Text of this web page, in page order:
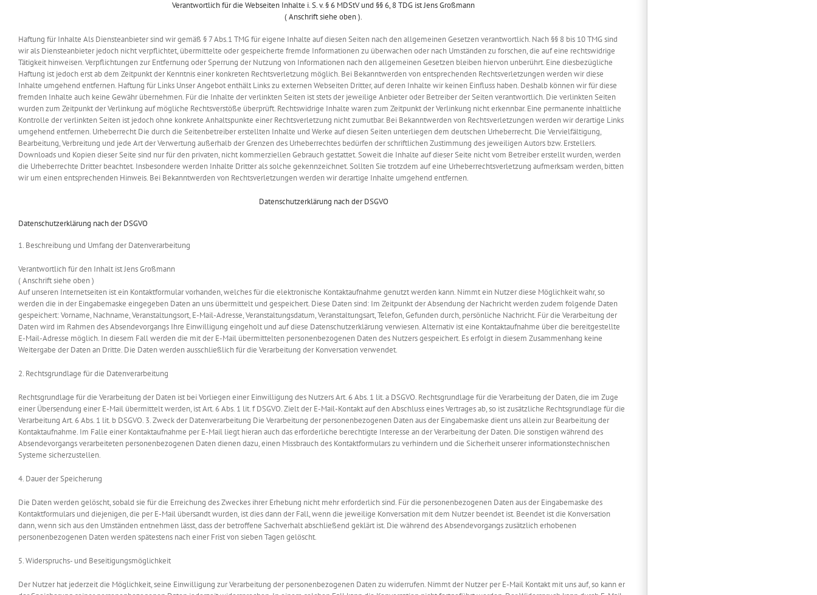
Verantwortlich für die Webseiten Inhalte i. S. v. § 6 MDStV und §§ 6, 8 TDG ist Jens Großmann
( Anschrift siehe oben ).
Haftung für Inhalte Als Diensteanbieter sind wir gemäß § 7 Abs.1 TMG für eigene Inhalte auf diesen Seiten nach den allgemeinen Gesetzen verantwortlich. Nach §§ 8 bis 10 TMG sind
wir als Diensteanbieter jedoch nicht verpflichtet, übermittelte oder gespeicherte fremde Informationen zu überwachen oder nach Umständen zu forschen, die auf eine rechtswidrige
Tätigkeit hinweisen. Verpflichtungen zur Entfernung oder Sperrung der Nutzung von Informationen nach den allgemeinen Gesetzen bleiben hiervon unberührt. Eine diesbezügliche
Haftung ist jedoch erst ab dem Zeitpunkt der Kenntnis einer konkreten Rechtsverletzung möglich. Bei Bekanntwerden von entsprechenden Rechtsverletzungen werden wir diese
Inhalte umgehend entfernen. Haftung für Links Unser Angebot enthält Links zu externen Webseiten Dritter, auf deren Inhalte wir keinen Einfluss haben. Deshalb können wir für diese
fremden Inhalte auch keine Gewähr übernehmen. Für die Inhalte der verlinkten Seiten ist stets der jeweilige Anbieter oder Betreiber der Seiten verantwortlich. Die verlinkten Seiten
wurden zum Zeitpunkt der Verlinkung auf mögliche Rechtsverstöße überprüft. Rechtswidrige Inhalte waren zum Zeitpunkt der Verlinkung nicht erkennbar. Eine permanente inhaltliche
Kontrolle der verlinkten Seiten ist jedoch ohne konkrete Anhaltspunkte einer Rechtsverletzung nicht zumutbar. Bei Bekanntwerden von Rechtsverletzungen werden wir derartige Links
umgehend entfernen. Urheberrecht Die durch die Seitenbetreiber erstellten Inhalte und Werke auf diesen Seiten unterliegen dem deutschen Urheberrecht. Die Vervielfältigung,
Bearbeitung, Verbreitung und jede Art der Verwertung außerhalb der Grenzen des Urheberrechtes bedürfen der schriftlichen Zustimmung des jeweiligen Autors bzw. Erstellers.
Downloads und Kopien dieser Seite sind nur für den privaten, nicht kommerziellen Gebrauch gestattet. Soweit die Inhalte auf dieser Seite nicht vom Betreiber erstellt wurden, werden
die Urheberrechte Dritter beachtet. Insbesondere werden Inhalte Dritter als solche gekennzeichnet. Sollten Sie trotzdem auf eine Urheberrechtsverletzung aufmerksam werden, bitten
wir um einen entsprechenden Hinweis. Bei Bekanntwerden von Rechtsverletzungen werden wir derartige Inhalte umgehend entfernen.
Datenschutzerklärung nach der DSGVO
Datenschutzerklärung nach der DSGVO
1. Beschreibung und Umfang der Datenverarbeitung
Verantwortlich für den Inhalt ist Jens Großmann
( Anschrift siehe oben )
Auf unseren Internetseiten ist ein Kontaktformular vorhanden, welches für die elektronische Kontaktaufnahme genutzt werden kann. Nimmt ein Nutzer diese Möglichkeit wahr, so
werden die in der Eingabemaske eingegeben Daten an uns übermittelt und gespeichert. Diese Daten sind: Im Zeitpunkt der Absendung der Nachricht werden zudem folgende Daten
gespeichert: Vorname, Nachname, Veranstaltungsort, E-Mail-Adresse, Veranstaltungsdatum, Veranstaltungsart, Telefon, Gefunden durch, persönliche Nachricht. Für die Verarbeitung der
Daten wird im Rahmen des Absendevorgangs Ihre Einwilligung eingeholt und auf diese Datenschutzerklärung verwiesen. Alternativ ist eine Kontaktaufnahme über die bereitgestellte
E-Mail-Adresse möglich. In diesem Fall werden die mit der E-Mail übermittelten personenbezogenen Daten des Nutzers gespeichert. Es erfolgt in diesem Zusammenhang keine
Weitergabe der Daten an Dritte. Die Daten werden ausschließlich für die Verarbeitung der Konversation verwendet.
2. Rechtsgrundlage für die Datenverarbeitung
Rechtsgrundlage für die Verarbeitung der Daten ist bei Vorliegen einer Einwilligung des Nutzers Art. 6 Abs. 1 lit. a DSGVO. Rechtsgrundlage für die Verarbeitung der Daten, die im Zuge
einer Übersendung einer E-Mail übermittelt werden, ist Art. 6 Abs. 1 lit. f DSGVO. Zielt der E-Mail-Kontakt auf den Abschluss eines Vertrages ab, so ist zusätzliche Rechtsgrundlage für die
Verarbeitung Art. 6 Abs. 1 lit. b DSGVO. 3. Zweck der Datenverarbeitung Die Verarbeitung der personenbezogenen Daten aus der Eingabemaske dient uns allein zur Bearbeitung der
Kontaktaufnahme. Im Falle einer Kontaktaufnahme per E-Mail liegt hieran auch das erforderliche berechtigte Interesse an der Verarbeitung der Daten. Die sonstigen während des
Absendevorgangs verarbeiteten personenbezogenen Daten dienen dazu, einen Missbrauch des Kontaktformulars zu verhindern und die Sicherheit unserer informationstechnischen
Systeme sicherzustellen.
4. Dauer der Speicherung
Die Daten werden gelöscht, sobald sie für die Erreichung des Zweckes ihrer Erhebung nicht mehr erforderlich sind. Für die personenbezogenen Daten aus der Eingabemaske des
Kontaktformulars und diejenigen, die per E-Mail übersandt wurden, ist dies dann der Fall, wenn die jeweilige Konversation mit dem Nutzer beendet ist. Beendet ist die Konversation
dann, wenn sich aus den Umständen entnehmen lässt, dass der betroffene Sachverhalt abschließend geklärt ist. Die während des Absendevorgangs zusätzlich erhobenen
personenbezogenen Daten werden spätestens nach einer Frist von sieben Tagen gelöscht.
5. Widerspruchs- und Beseitigungsmöglichkeit
Der Nutzer hat jederzeit die Möglichkeit, seine Einwilligung zur Verarbeitung der personenbezogenen Daten zu widerrufen. Nimmt der Nutzer per E-Mail Kontakt mit uns auf, so kann er